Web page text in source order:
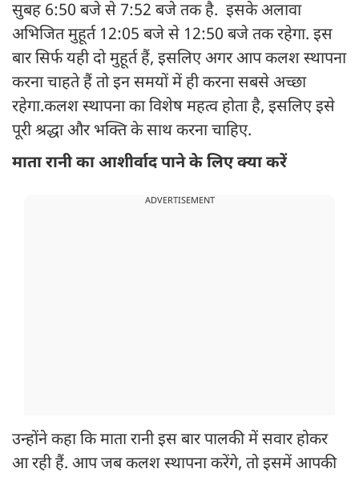
सुबह 6:50 बजे से 7:52 बजे तक है. इसके अलावा
अभिजित मुहूर्त 12:05 बजे से 12:50 बजे तक रहेगा. इस
बार सिर्फ यही दो मुहूर्त हैं, इसलिए अगर आप कलश स्थापना
करना चाहते हैं तो इन समयों में ही करना सबसे अच्छा
रहेगा.कलश स्थापना का विशेष महत्व होता है, इसलिए इसे
पूरी श्रद्धा और भक्ति के साथ करना चाहिए.
माता रानी का आशीर्वाद पाने के लिए क्या करें
ADVERTISEMENT
उन्होंने कहा कि माता रानी इस बार पालकी में सवार होकर
आ रही हैं. आप जब कलश स्थापना करेंगे, तो इसमें आपकी